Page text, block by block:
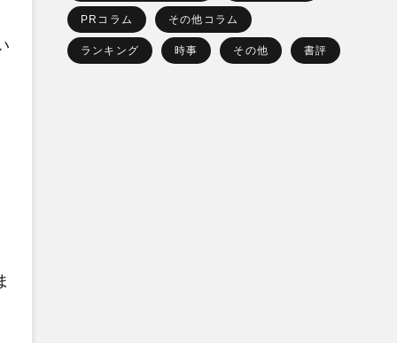
PRコラム その他コラム
ランキング 時事 その他 書評